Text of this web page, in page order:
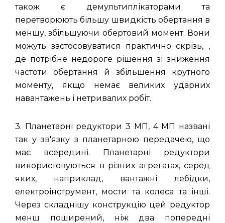
також є демультиплікаторами та
перетворюють більшу швидкість обертання в
меншу, збільшуючи обертовий момент. Вони
можуть застосовуватися практично скрізь, ,
де потрібне недороге рішення зі зниження
частоти обертання й збільшення крутного
моменту, якщо немає великих ударних
навантажень і нетривалих робіт.
3. Планетарні редуктори 3 МП, 4 МП названі
так у зв'язку з планетарною передачею, що
має всередині. Планетарні редуктори
використовуються в різних агрегатах, серед
яких, наприклад, вантажні лебідки,
електроінструмент, мости та колеса та інші.
Через складнішу конструкцію цей редуктор
менш поширений, ніж два попередні